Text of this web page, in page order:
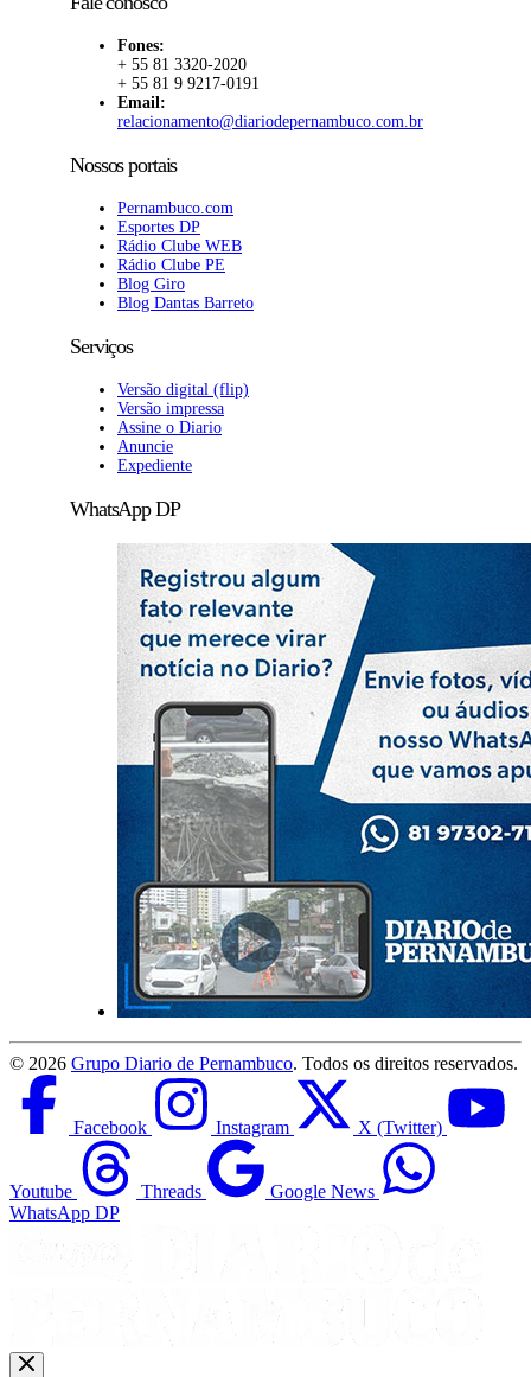
Fones:
+ 55 81 3320-2020
+ 55 81 9 9217-0191
Email:
relacionamento@diariodepernambuco.com.br
Nossos portais
Pernambuco.com
Esportes DP
Rádio Clube WEB
Rádio Clube PE
Blog Giro
Blog Dantas Barreto
Serviços
Versão digital (flip)
Versão impressa
Assine o Diario
Anuncie
Expediente
WhatsApp DP
© 2026 Grupo Diario de Pernambuco. Todos os direitos reservados.
Facebook Instagram X (Twitter)
Youtube Threads
Google News
WhatsApp DP